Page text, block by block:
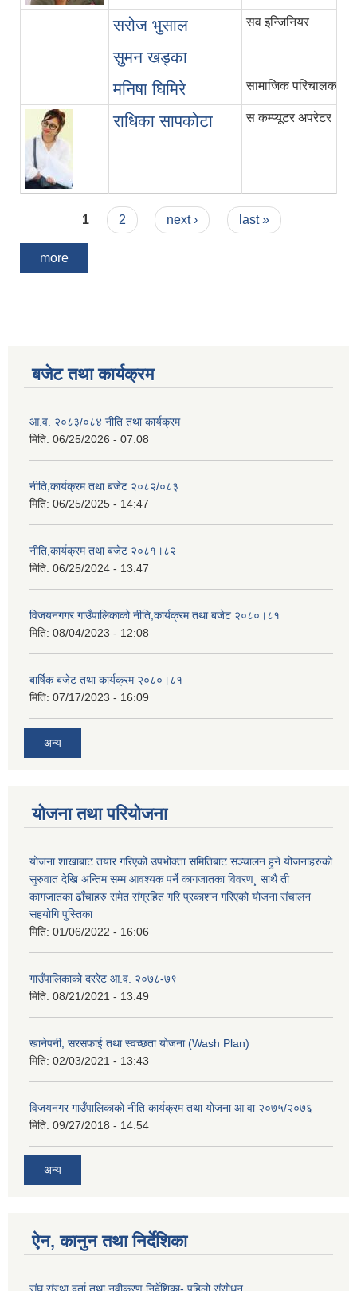
सरोज भुसाल सव इन्जिनियर
सुमन खड्का
मनिषा घिमिरे
सामाजिक परिचालक
राधिका सापकोटा स कम्प्यूटर अपरेटर
Pages
1 2 next › last »
more
बजेट तथा कार्यक्रम
आ.व. २०८३/०८४ नीति तथा कार्यक्रम
मिति: 06/25/2026 - 07:08
नीति,कार्यक्रम तथा बजेट २०८२/०८३
मिति: 06/25/2025 - 14:47
नीति,कार्यक्रम तथा बजेट २०८१।८२
मिति: 06/25/2024 - 13:47
विजयनगगर गाउँपालिकाको नीति,कार्यक्रम तथा बजेट २०८०।८१
मिति: 08/04/2023 - 12:08
बार्षिक बजेट तथा कार्यक्रम २०८०।८१
मिति: 07/17/2023 - 16:09
अन्य
योजना तथा परियोजना
योजना शाखाबाट तयार गरिएको उपभोक्ता समितिबाट सञ्चालन हुने योजनाहरुको
सुरुवात देखि अन्तिम सम्म आवश्यक पर्ने कागजातका विवरण¸ साथै ती
कागजातका ढाँचाहरु समेत संग्रहित गरि प्रकाशन गरिएको योजना संचालन
सहयोगि पुस्तिका
मिति: 01/06/2022 - 16:06
गाउँपालिकाको दररेट आ.व. २०७८-७९
मिति: 08/21/2021 - 13:49
खानेपनी, सरसफाई तथा स्वच्छता योजना (Wash Plan)
मिति: 02/03/2021 - 13:43
विजयनगर गाउँपालिकाको नीति कार्यक्रम तथा योजना आ वा २०७५/२०७६
मिति: 09/27/2018 - 14:54
अन्य
ऐन, कानुन तथा निर्देशिका